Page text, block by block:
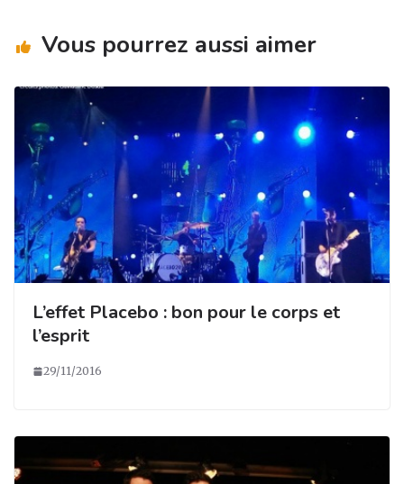
k
Vous pourrez aussi aimer
L’effet Placebo : bon pour le corps et
l’esprit
29/11/2016